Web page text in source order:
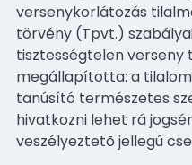
versenykorlátozás
törvény (Tpvt.)
tisztességtelen
megállapította: a
tanúsító természetes
hivatkozni lehet rá
veszélyeztetõ jellegû